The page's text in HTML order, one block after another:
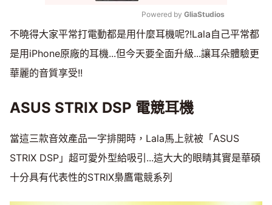
Mute
Powered by GliaStudios
不曉得大家平常打電動都是用什麼耳機呢?!Lala自己平常都
是用iPhone原廠的耳機...但今天要全面升級...讓耳朵體驗更
華麗的音質享受!!
ASUS STRIX DSP 電競耳機
當這三款音效產品一字排開時，Lala馬上就被「ASUS
STRIX DSP」超可愛外型給吸引...這大大的眼睛其實是華碩
十分具有代表性的STRIX梟鷹電競系列